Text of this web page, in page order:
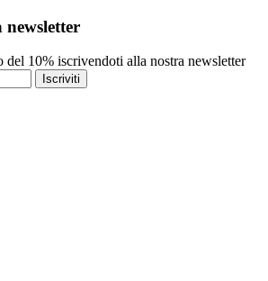
10% iscrivendoti alla nostra newsletter
Iscriviti